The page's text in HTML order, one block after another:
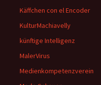
Käffchen con el Encoder
KulturMachiavelly
künftige Intelligenz
MalerVirus
Medienkompetenzverein